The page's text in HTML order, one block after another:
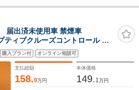
出済未使用車 禁煙車
ティブクルーズコントロール 電
ライドドア LEDヘッドライト ス
ストップ 前席シートヒーター 純
購入プラン付 オンライン相談可
支払総額
158.9万円
本体価格
149. 1万円